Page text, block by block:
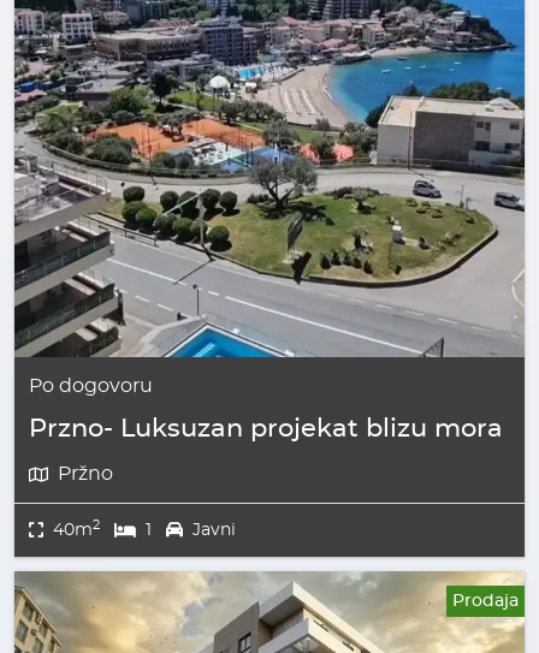
Po dogovoru
Przno- Luksuzan projekat blizu mora
Pržno
40m2 1 Javni
Prodaja